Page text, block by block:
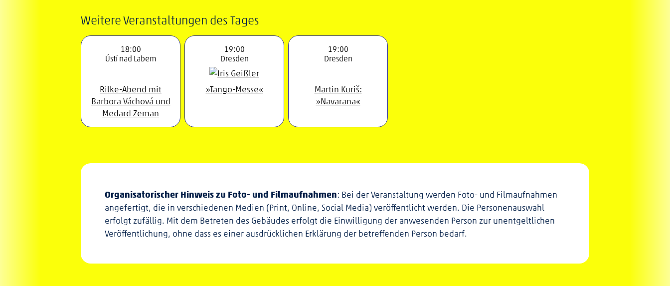
Weitere Veranstaltungen des Tages
18:00
Ústí nad Labem
Rilke-Abend mit
Barbora Váchová und
Medard Zeman
19:00
Dresden
»Tango-Messe«
19:00
Dresden
Martin Kuriš:
»Navarana«
Organisatorischer Hinweis zu Foto- und Filmaufnahmen: Bei der Veranstaltung werden Foto- und Filmaufnahmen
angefertigt, die in verschiedenen Medien (Print, Online, Social Media) veröffentlicht werden. Die Personenauswahl
erfolgt zufällig. Mit dem Betreten des Gebäudes erfolgt die Einwilligung der anwesenden Person zur unentgeltlichen
Veröffentlichung, ohne dass es einer ausdrücklichen Erklärung der betreffenden Person bedarf.